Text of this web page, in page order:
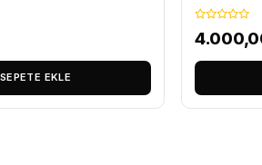
SEPETE EKLE